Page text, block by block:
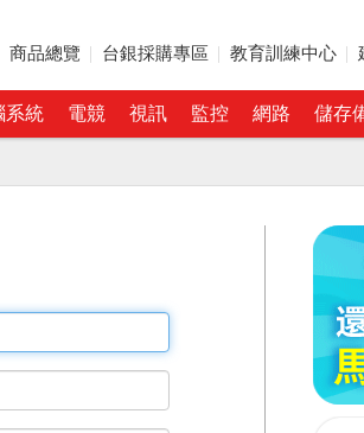
商品總覽 台銀採購專區 教育訓練中心
系統 電競 視訊 監控 網路 儲存